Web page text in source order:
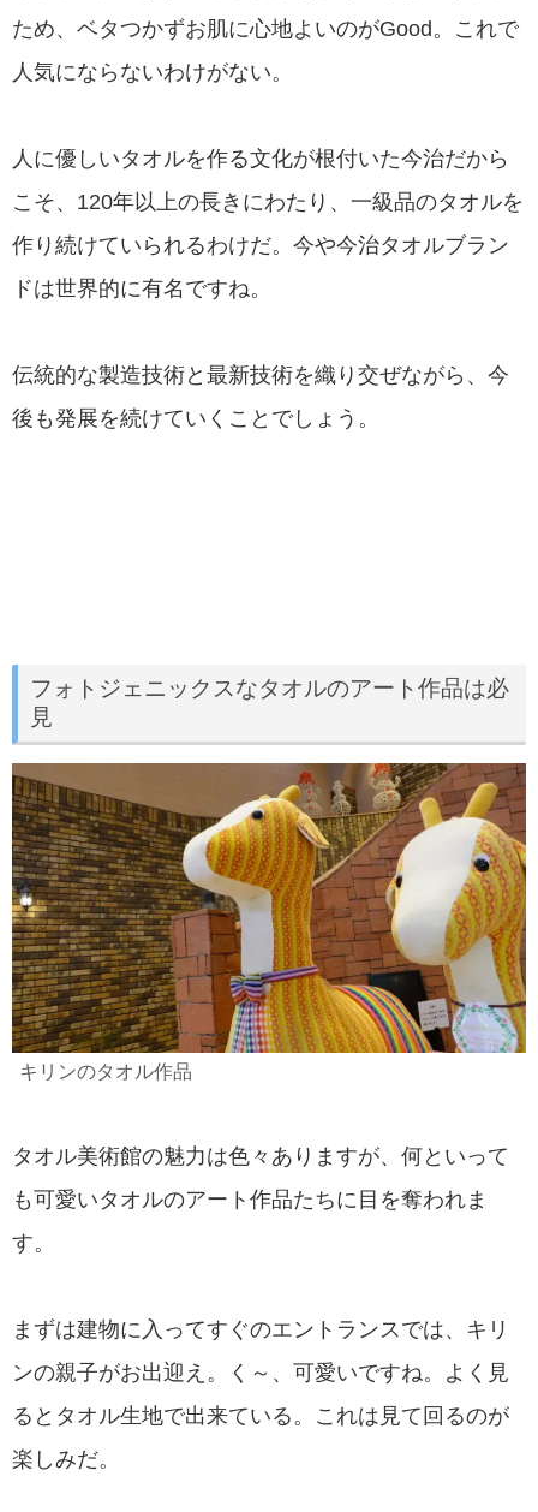
ため、ベタつかずお肌に心地よいのがGood。これで
人気にならないわけがない。
人に優しいタオルを作る文化が根付いた今治だから
こそ、120年以上の長きにわたり、一級品のタオルを
作り続けていられるわけだ。今や今治タオルブラン
ドは世界的に有名ですね。
伝統的な製造技術と最新技術を織り交ぜながら、今
後も発展を続けていくことでしょう。
フォトジェニックスなタオルのアート作品は必
見
キリンのタオル作品
タオル美術館の魅力は色々ありますが、何といって
も可愛いタオルのアート作品たちに目を奪われま
す。
まずは建物に入ってすぐのエントランスでは、キリ
ンの親子がお出迎え。く～、可愛いですね。よく見
るとタオル生地で出来ている。これは見て回るのが
楽しみだ。